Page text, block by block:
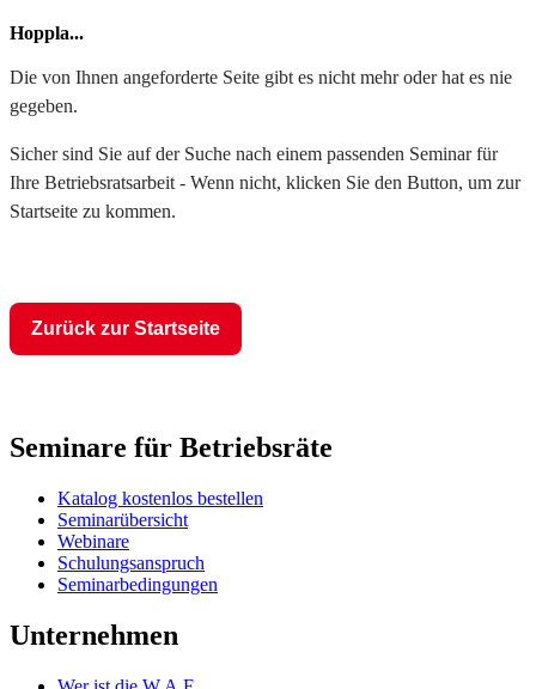
Hoppla...
Die von Ihnen angeforderte Seite gibt es nicht mehr oder hat es nie
gegeben.
Sicher sind Sie auf der Suche nach einem passenden Seminar für
Ihre Betriebsratsarbeit - Wenn nicht, klicken Sie den Button, um zur
Startseite zu kommen.
Zurück zur Startseite
Seminare für Betriebsräte
Katalog kostenlos bestellen
Seminarübersicht
Webinare
Schulungsanspruch
Seminarbedingungen
Unternehmen